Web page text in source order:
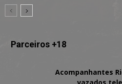
Parceiros +18
Acompanhantes